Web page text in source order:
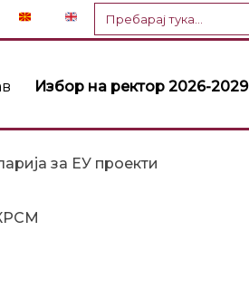
Пребарај
за:
Избор на ректор 2026-2029
за ЕУ проекти